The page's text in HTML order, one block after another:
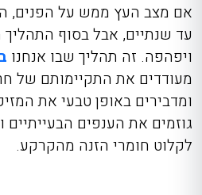
אם מצב העץ ממש על הפנים,
עד שנתיים, אבל בסוף התהליך
ויפהפה. זה תהליך שבו אנחנו
מעודדים את התקיימותם של
ומדבירים באופן טבעי את
גוזמים את הענפים
לקלוט חומרי הזנה מהקרקע.